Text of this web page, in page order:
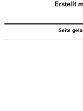
Erstellt
Seite